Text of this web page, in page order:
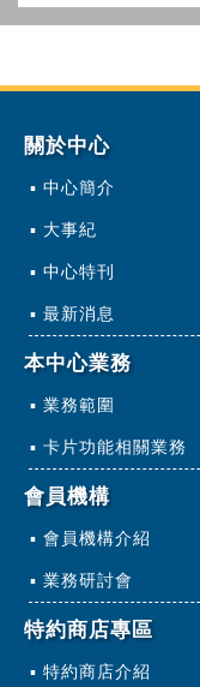
關於中心
中心簡介
大事紀
中心特刊
最新消息
本中心業務
業務範圍
卡片功能相關業務
會員機構
會員機構介紹
業務研討會
特約商店專區
特約商店介紹